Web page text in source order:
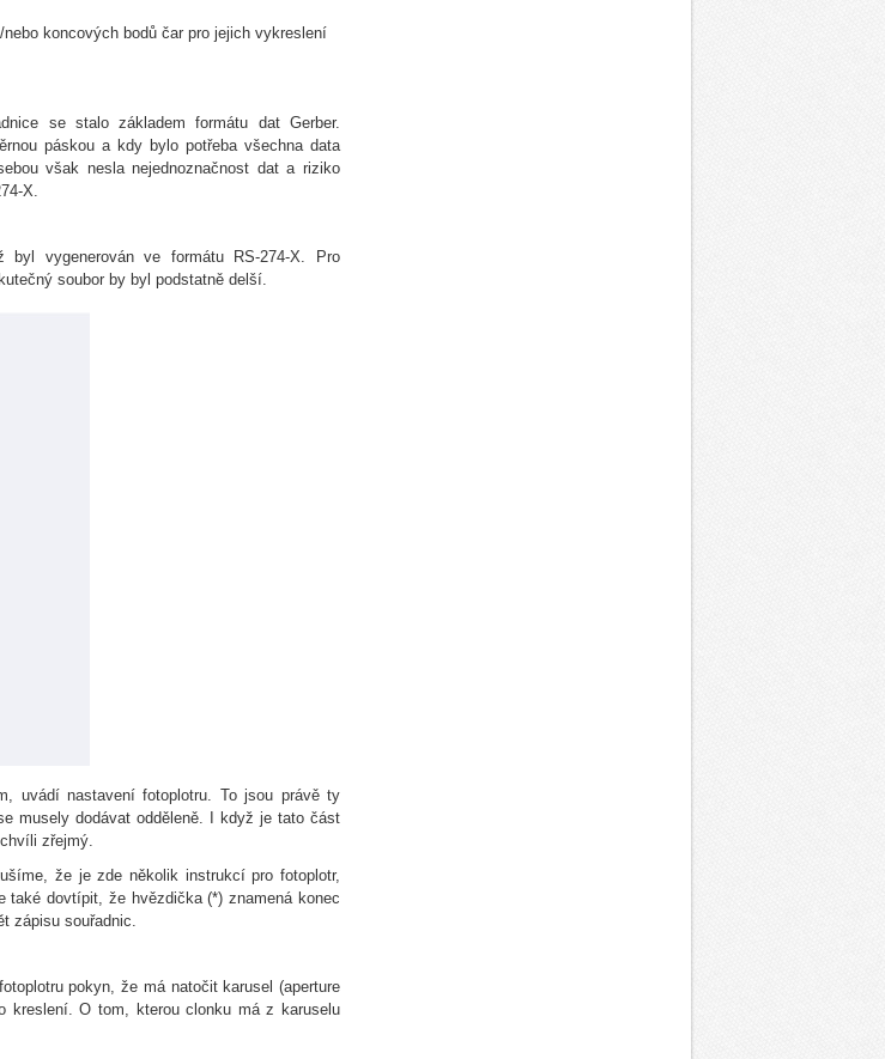
koncových bodů čar pro jejich vykreslení
se stalo základem formátu dat Gerber.
páskou a kdy bylo potřeba všechna data
však nesla nejednoznačnost dat a riziko
X.
vygenerován ve formátu RS-274-X. Pro
soubor by byl podstatně delší.
uvádí nastavení fotoplotru. To jsou právě ty
musely dodávat odděleně. I když je tato část
zřejmý.
že je zde několik instrukcí pro fotoplotr,
dovtípit, že hvězdička (*) znamená konec
zápisu souřadnic.
pokyn, že má natočit karusel (aperture
kreslení. O tom, kterou clonku má z karuselu